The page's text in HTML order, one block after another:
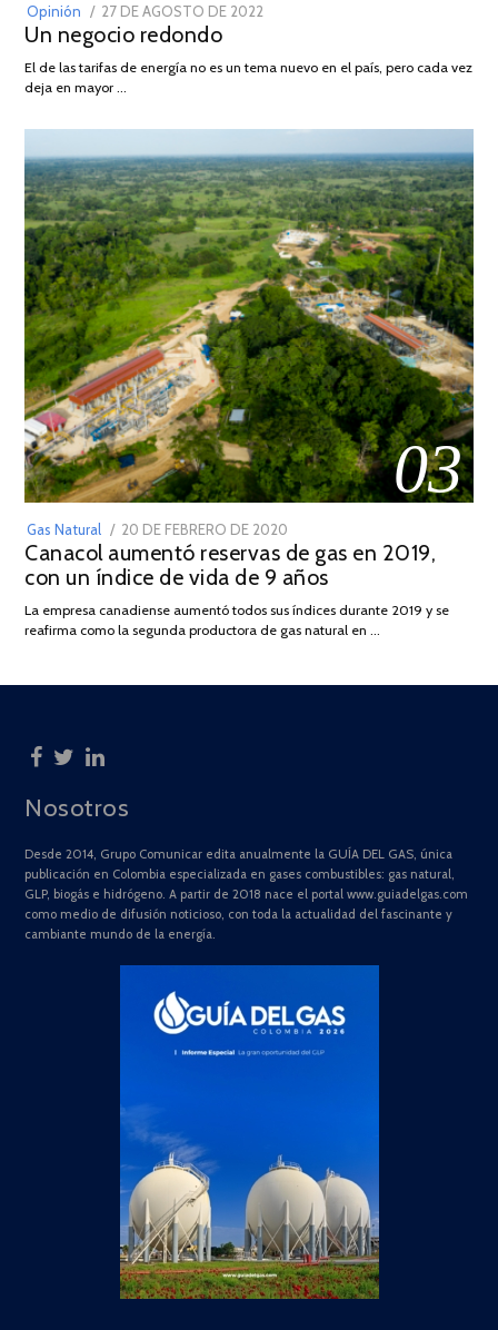
Opinión
POSTED
ON
27 DE AGOSTO DE 2022
DE
Un negocio redondo
El de las tarifas de energía no es un tema nuevo en el país, pero cada vez
deja en mayor …
03
Gas Natural
POSTED
ON
20 DE FEBRERO DE 2020
DE
JULIO
2025
Canacol aumentó reservas de gas en 2019,
con un índice de vida de 9 años
La empresa canadiense aumentó todos sus índices durante 2019 y se
reafirma como la segunda productora de gas natural en …
Nosotros
Desde 2014, Grupo Comunicar edita anualmente la GUÍA DEL GAS, única
publicación en Colombia especializada en gases combustibles: gas natural,
GLP, biogás e hidrógeno. A partir de 2018 nace el portal www.guiadelgas.com
como medio de difusión noticioso, con toda la actualidad del fascinante y
cambiante mundo de la energía.